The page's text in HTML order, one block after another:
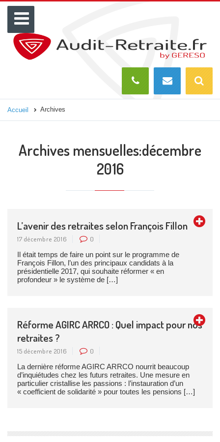
Menu
Accueil Archives
Archives mensuelles:décembre
2016
L’avenir des retraites selon François Fillon
17 décembre 2016 0
Il était temps de faire un point sur le programme de
François Fillon, l’un des principaux candidats à la
présidentielle 2017, qui souhaite réformer « en
profondeur » le système de […]
Réforme AGIRC ARRCO : Quel impact pour nos
retraites ?
15 décembre 2016 0
La dernière réforme AGIRC ARRCO nourrit beaucoup
d’inquiétudes chez les futurs retraites. Une mesure en
particulier cristallise les passions : l’instauration d’un
« coefficient de solidarité » pour toutes les pensions […]